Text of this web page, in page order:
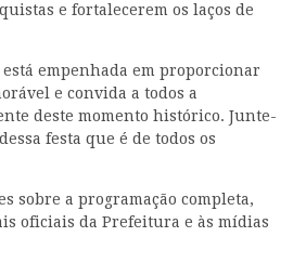
e fortalecerem os laços de
empenhada em proporcionar
e convida a todos a
deste momento histórico. Junte-
festa que é de todos os
sobre a programação completa,
oficiais da Prefeitura e às mídias